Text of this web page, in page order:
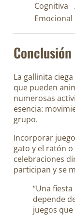
Cognitiva
Emocional
Conclusión
La gallinita
que pueden
numerosas
esencia:
grupo.
Incorporar
gato y el ratón
celebraciones
participan y se
“Una
depende
juegos